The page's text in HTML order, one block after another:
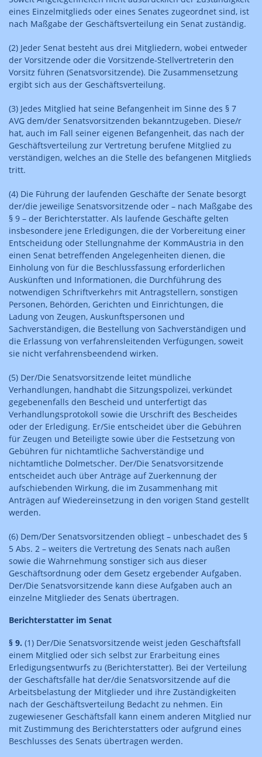
eines Einzelmitglieds oder eines Senates zugeordnet sind, ist
nach Maßgabe der Geschäftsverteilung ein Senat zuständig.
(2) Jeder Senat besteht aus drei Mitgliedern, wobei entweder
der Vorsitzende oder die Vorsitzende-Stellvertreterin den
Vorsitz führen (Senatsvorsitzende). Die Zusammensetzung
ergibt sich aus der Geschäftsverteilung.
(3) Jedes Mitglied hat seine Befangenheit im Sinne des § 7
AVG dem/der Senatsvorsitzenden bekanntzugeben. Diese/r
hat, auch im Fall seiner eigenen Befangenheit, das nach der
Geschäftsverteilung zur Vertretung berufene Mitglied zu
verständigen, welches an die Stelle des befangenen Mitglieds
tritt.
(4) Die Führung der laufenden Geschäfte der Senate besorgt
der/die jeweilige Senatsvorsitzende oder – nach Maßgabe des
§ 9 – der Berichterstatter. Als laufende Geschäfte gelten
insbesondere jene Erledigungen, die der Vorbereitung einer
Entscheidung oder Stellungnahme der KommAustria in den
einen Senat betreffenden Angelegenheiten dienen, die
Einholung von für die Beschlussfassung erforderlichen
Auskünften und Informationen, die Durchführung des
notwendigen Schriftverkehrs mit Antragstellern, sonstigen
Personen, Behörden, Gerichten und Einrichtungen, die
Ladung von Zeugen, Auskunftspersonen und
Sachverständigen, die Bestellung von Sachverständigen und
die Erlassung von verfahrensleitenden Verfügungen, soweit
sie nicht verfahrensbeendend wirken.
(5) Der/Die Senatsvorsitzende leitet mündliche
Verhandlungen, handhabt die Sitzungspolizei, verkündet
gegebenenfalls den Bescheid und unterfertigt das
Verhandlungsprotokoll sowie die Urschrift des Bescheides
oder der Erledigung. Er/Sie entscheidet über die Gebühren
für Zeugen und Beteiligte sowie über die Festsetzung von
Gebühren für nichtamtliche Sachverständige und
nichtamtliche Dolmetscher. Der/Die Senatsvorsitzende
entscheidet auch über Anträge auf Zuerkennung der
aufschiebenden Wirkung, die im Zusammenhang mit
Anträgen auf Wiedereinsetzung in den vorigen Stand gestellt
werden.
(6) Dem/Der Senatsvorsitzenden obliegt – unbeschadet des §
5 Abs. 2 – weiters die Vertretung des Senats nach außen
sowie die Wahrnehmung sonstiger sich aus dieser
Geschäftsordnung oder dem Gesetz ergebender Aufgaben.
Der/Die Senatsvorsitzende kann diese Aufgaben auch an
einzelne Mitglieder des Senats übertragen.
Berichterstatter im Senat
§ 9. (1) Der/Die Senatsvorsitzende weist jeden Geschäftsfall
einem Mitglied oder sich selbst zur Erarbeitung eines
Erledigungsentwurfs zu (Berichterstatter). Bei der Verteilung
der Geschäftsfälle hat der/die Senatsvorsitzende auf die
Arbeitsbelastung der Mitglieder und ihre Zuständigkeiten
nach der Geschäftsverteilung Bedacht zu nehmen. Ein
zugewiesener Geschäftsfall kann einem anderen Mitglied nur
mit Zustimmung des Berichterstatters oder aufgrund eines
Beschlusses des Senats übertragen werden.